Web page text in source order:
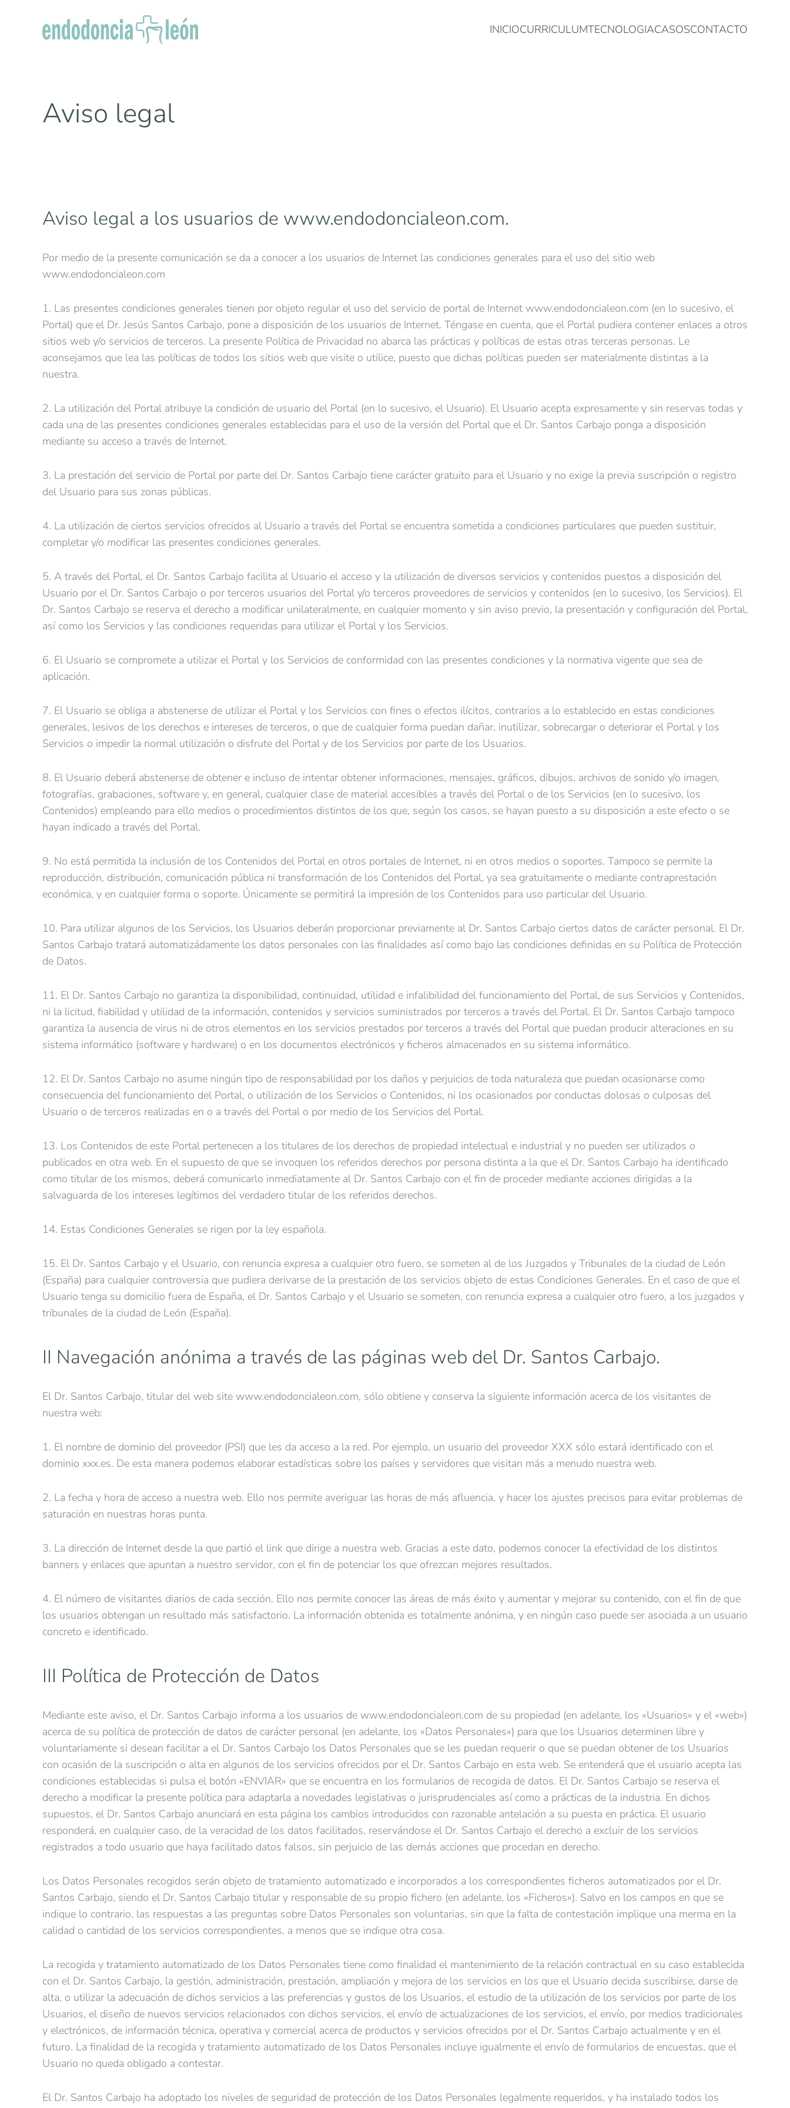
Skip
INICIOCURRICULUMTECNOLOGIACASOSCONTACTO
Aviso legal
Aviso legal a los usuarios de www.endodoncialeon.com.
Por medio de la presente comunicación se da a conocer a los usuarios de Internet las condiciones generales para el uso del sitio web
www.endodoncialeon.com
1. Las presentes condiciones generales tienen por objeto regular el uso del servicio de portal de Internet www.endodoncialeon.com (en lo sucesivo, el
Portal) que el Dr. Jesús Santos Carbajo, pone a disposición de los usuarios de Internet. Téngase en cuenta, que el Portal pudiera contener enlaces a otros
sitios web y/o servicios de terceros. La presente Política de Privacidad no abarca las prácticas y políticas de estas otras terceras personas. Le
aconsejamos que lea las políticas de todos los sitios web que visite o utilice, puesto que dichas políticas pueden ser materialmente distintas a la
nuestra.
2. La utilización del Portal atribuye la condición de usuario del Portal (en lo sucesivo, el Usuario). El Usuario acepta expresamente y sin reservas todas y
cada una de las presentes condiciones generales establecidas para el uso de la versión del Portal que el Dr. Santos Carbajo ponga a disposición
mediante su acceso a través de Internet.
3. La prestación del servicio de Portal por parte del Dr. Santos Carbajo tiene carácter gratuito para el Usuario y no exige la previa suscripción o registro
del Usuario para sus zonas públicas.
4. La utilización de ciertos servicios ofrecidos al Usuario a través del Portal se encuentra sometida a condiciones particulares que pueden sustituir,
completar y/o modificar las presentes condiciones generales.
5. A través del Portal, el Dr. Santos Carbajo facilita al Usuario el acceso y la utilización de diversos servicios y contenidos puestos a disposición del
Usuario por el Dr. Santos Carbajo o por terceros usuarios del Portal y/o terceros proveedores de servicios y contenidos (en lo sucesivo, los Servicios). El
Dr. Santos Carbajo se reserva el derecho a modificar unilateralmente, en cualquier momento y sin aviso previo, la presentación y configuración del Portal,
así como los Servicios y las condiciones requeridas para utilizar el Portal y los Servicios.
6. El Usuario se compromete a utilizar el Portal y los Servicios de conformidad con las presentes condiciones y la normativa vigente que sea de
aplicación.
7. El Usuario se obliga a abstenerse de utilizar el Portal y los Servicios con fines o efectos ilícitos, contrarios a lo establecido en estas condiciones
generales, lesivos de los derechos e intereses de terceros, o que de cualquier forma puedan dañar, inutilizar, sobrecargar o deteriorar el Portal y los
Servicios o impedir la normal utilización o disfrute del Portal y de los Servicios por parte de los Usuarios.
8. El Usuario deberá abstenerse de obtener e incluso de intentar obtener informaciones, mensajes, gráficos, dibujos, archivos de sonido y/o imagen,
fotografías, grabaciones, software y, en general, cualquier clase de material accesibles a través del Portal o de los Servicios (en lo sucesivo, los
Contenidos) empleando para ello medios o procedimientos distintos de los que, según los casos, se hayan puesto a su disposición a este efecto o se
hayan indicado a través del Portal.
9. No está permitida la inclusión de los Contenidos del Portal en otros portales de Internet, ni en otros medios o soportes. Tampoco se permite la
reproducción, distribución, comunicación pública ni transformación de los Contenidos del Portal, ya sea gratuitamente o mediante contraprestación
económica, y en cualquier forma o soporte. Únicamente se permitirá la impresión de los Contenidos para uso particular del Usuario.
10. Para utilizar algunos de los Servicios, los Usuarios deberán proporcionar previamente al Dr. Santos Carbajo ciertos datos de carácter personal. El Dr.
Santos Carbajo tratará automatizádamente los datos personales con las finalidades así como bajo las condiciones definidas en su Política de Protección
de Datos.
11. El Dr. Santos Carbajo no garantiza la disponibilidad, continuidad, utilidad e infalibilidad del funcionamiento del Portal, de sus Servicios y Contenidos,
ni la licitud, fiabilidad y utilidad de la información, contenidos y servicios suministrados por terceros a través del Portal. El Dr. Santos Carbajo tampoco
garantiza la ausencia de virus ni de otros elementos en los servicios prestados por terceros a través del Portal que puedan producir alteraciones en su
sistema informático (software y hardware) o en los documentos electrónicos y ficheros almacenados en su sistema informático.
12. El Dr. Santos Carbajo no asume ningún tipo de responsabilidad por los daños y perjuicios de toda naturaleza que puedan ocasionarse como
consecuencia del funcionamiento del Portal, o utilización de los Servicios o Contenidos, ni los ocasionados por conductas dolosas o culposas del
Usuario o de terceros realizadas en o a través del Portal o por medio de los Servicios del Portal.
13. Los Contenidos de este Portal pertenecen a los titulares de los derechos de propiedad intelectual e industrial y no pueden ser utilizados o
publicados en otra web. En el supuesto de que se invoquen los referidos derechos por persona distinta a la que el Dr. Santos Carbajo ha identificado
como titular de los mismos, deberá comunicarlo inmediatamente al Dr. Santos Carbajo con el fin de proceder mediante acciones dirigidas a la
salvaguarda de los intereses legítimos del verdadero titular de los referidos derechos.
14. Estas Condiciones Generales se rigen por la ley española.
15. El Dr. Santos Carbajo y el Usuario, con renuncia expresa a cualquier otro fuero, se someten al de los Juzgados y Tribunales de la ciudad de León
(España) para cualquier controversia que pudiera derivarse de la prestación de los servicios objeto de estas Condiciones Generales. En el caso de que el
Usuario tenga su domicilio fuera de España, el Dr. Santos Carbajo y el Usuario se someten, con renuncia expresa a cualquier otro fuero, a los juzgados y
tribunales de la ciudad de León (España).
II Navegación anónima a través de las páginas web del Dr. Santos Carbajo.
El Dr. Santos Carbajo, titular del web site www.endodoncialeon.com, sólo obtiene y conserva la siguiente información acerca de los visitantes de
nuestra web:
1. El nombre de dominio del proveedor (PSI) que les da acceso a la red. Por ejemplo, un usuario del proveedor XXX sólo estará identificado con el
dominio xxx.es. De esta manera podemos elaborar estadísticas sobre los países y servidores que visitan más a menudo nuestra web.
2. La fecha y hora de acceso a nuestra web. Ello nos permite averiguar las horas de más afluencia, y hacer los ajustes precisos para evitar problemas de
saturación en nuestras horas punta.
3. La dirección de Internet desde la que partió el link que dirige a nuestra web. Gracias a este dato, podemos conocer la efectividad de los distintos
banners y enlaces que apuntan a nuestro servidor, con el fin de potenciar los que ofrezcan mejores resultados.
4. El número de visitantes diarios de cada sección. Ello nos permite conocer las áreas de más éxito y aumentar y mejorar su contenido, con el fin de que
los usuarios obtengan un resultado más satisfactorio. La información obtenida es totalmente anónima, y en ningún caso puede ser asociada a un usuario
concreto e identificado.
III Política de Protección de Datos
Mediante este aviso, el Dr. Santos Carbajo informa a los usuarios de www.endodoncialeon.com de su propiedad (en adelante, los «Usuarios» y el «web»)
acerca de su política de protección de datos de carácter personal (en adelante, los «Datos Personales») para que los Usuarios determinen libre y
voluntariamente si desean facilitar a el Dr. Santos Carbajo los Datos Personales que se les puedan requerir o que se puedan obtener de los Usuarios
con ocasión de la suscripción o alta en algunos de los servicios ofrecidos por el Dr. Santos Carbajo en esta web. Se entenderá que el usuario acepta las
condiciones establecidas si pulsa el botón «ENVIAR» que se encuentra en los formularios de recogida de datos. El Dr. Santos Carbajo se reserva el
derecho a modificar la presente política para adaptarla a novedades legislativas o jurisprudenciales así como a prácticas de la industria. En dichos
supuestos, el Dr. Santos Carbajo anunciará en esta página los cambios introducidos con razonable antelación a su puesta en práctica. El usuario
responderá, en cualquier caso, de la veracidad de los datos facilitados, reservándose el Dr. Santos Carbajo el derecho a excluir de los servicios
registrados a todo usuario que haya facilitado datos falsos, sin perjuicio de las demás acciones que procedan en derecho.
Los Datos Personales recogidos serán objeto de tratamiento automatizado e incorporados a los correspondientes ficheros automatizados por el Dr.
Santos Carbajo, siendo el Dr. Santos Carbajo titular y responsable de su propio fichero (en adelante, los «Ficheros»). Salvo en los campos en que se
indique lo contrario, las respuestas a las preguntas sobre Datos Personales son voluntarias, sin que la falta de contestación implique una merma en la
calidad o cantidad de los servicios correspondientes, a menos que se indique otra cosa.
La recogida y tratamiento automatizado de los Datos Personales tiene como finalidad el mantenimiento de la relación contractual en su caso establecida
con el Dr. Santos Carbajo, la gestión, administración, prestación, ampliación y mejora de los servicios en los que el Usuario decida suscribirse, darse de
alta, o utilizar la adecuación de dichos servicios a las preferencias y gustos de los Usuarios, el estudio de la utilización de los servicios por parte de los
Usuarios, el diseño de nuevos servicios relacionados con dichos servicios, el envío de actualizaciones de los servicios, el envío, por medios tradicionales
y electrónicos, de información técnica, operativa y comercial acerca de productos y servicios ofrecidos por el Dr. Santos Carbajo actualmente y en el
futuro. La finalidad de la recogida y tratamiento automatizado de los Datos Personales incluye igualmente el envío de formularios de encuestas, que el
Usuario no queda obligado a contestar.
El Dr. Santos Carbajo ha adoptado los niveles de seguridad de protección de los Datos Personales legalmente requeridos, y ha instalado todos los